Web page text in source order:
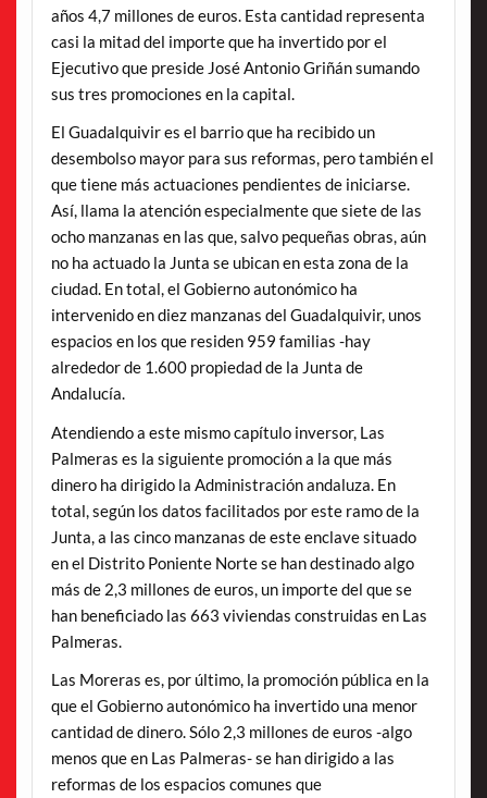
años 4,7 millones de euros. Esta cantidad representa
casi la mitad del importe que ha invertido por el
Ejecutivo que preside José Antonio Griñán sumando
sus tres promociones en la capital.
El Guadalquivir es el barrio que ha recibido un
desembolso mayor para sus reformas, pero también el
que tiene más actuaciones pendientes de iniciarse.
Así, llama la atención especialmente que siete de las
ocho manzanas en las que, salvo pequeñas obras, aún
no ha actuado la Junta se ubican en esta zona de la
ciudad. En total, el Gobierno autonómico ha
intervenido en diez manzanas del Guadalquivir, unos
espacios en los que residen 959 familias -hay
alrededor de 1.600 propiedad de la Junta de
Andalucía.
Atendiendo a este mismo capítulo inversor, Las
Palmeras es la siguiente promoción a la que más
dinero ha dirigido la Administración andaluza. En
total, según los datos facilitados por este ramo de la
Junta, a las cinco manzanas de este enclave situado
en el Distrito Poniente Norte se han destinado algo
más de 2,3 millones de euros, un importe del que se
han beneficiado las 663 viviendas construidas en Las
Palmeras.
Las Moreras es, por último, la promoción pública en la
que el Gobierno autonómico ha invertido una menor
cantidad de dinero. Sólo 2,3 millones de euros -algo
menos que en Las Palmeras- se han dirigido a las
reformas de los espacios comunes que